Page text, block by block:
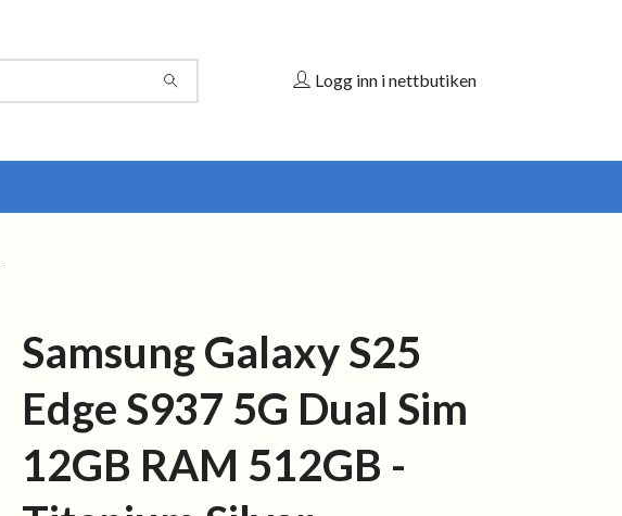
Logg inn i nettbutiken
Samsung Galaxy S25
Edge S937 5G Dual Sim
12GB RAM 512GB -